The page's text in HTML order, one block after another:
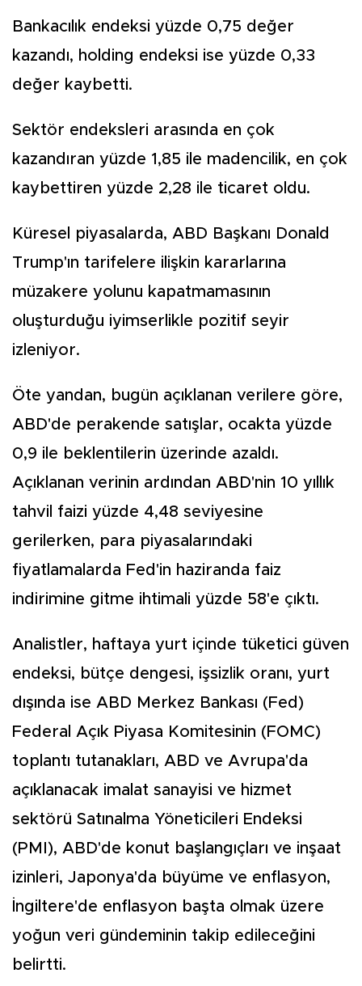
Bankacılık endeksi yüzde 0,75 değer
kazandı, holding endeksi ise yüzde 0,33
değer kaybetti.
Sektör endeksleri arasında en çok
kazandıran yüzde 1,85 ile madencilik, en çok
kaybettiren yüzde 2,28 ile ticaret oldu.
Küresel piyasalarda, ABD Başkanı Donald
Trump'ın tarifelere ilişkin kararlarına
müzakere yolunu kapatmamasının
oluşturduğu iyimserlikle pozitif seyir
izleniyor.
Öte yandan, bugün açıklanan verilere göre,
ABD'de perakende satışlar, ocakta yüzde
0,9 ile beklentilerin üzerinde azaldı.
Açıklanan verinin ardından ABD'nin 10 yıllık
tahvil faizi yüzde 4,48 seviyesine
gerilerken, para piyasalarındaki
fiyatlamalarda Fed'in haziranda faiz
indirimine gitme ihtimali yüzde 58'e çıktı.
Analistler, haftaya yurt içinde tüketici güven
endeksi, bütçe dengesi, işsizlik oranı, yurt
dışında ise ABD Merkez Bankası (Fed)
Federal Açık Piyasa Komitesinin (FOMC)
toplantı tutanakları, ABD ve Avrupa'da
açıklanacak imalat sanayisi ve hizmet
sektörü Satınalma Yöneticileri Endeksi
(PMI), ABD'de konut başlangıçları ve inşaat
izinleri, Japonya'da büyüme ve enflasyon,
İngiltere'de enflasyon başta olmak üzere
yoğun veri gündeminin takip edileceğini
belirtti.